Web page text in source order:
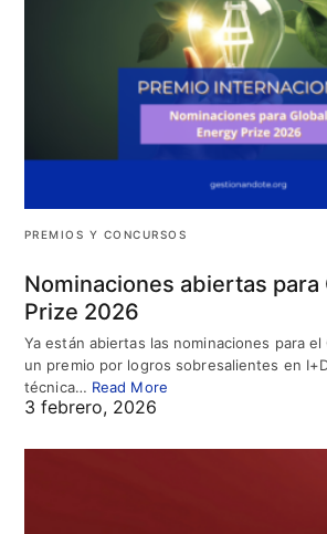
PREMIOS Y CONCURSOS
Nominaciones abiertas para
Prize 2026
Ya están abiertas las nominaciones para el
un premio por logros sobresalientes en
técnica… Read More
3 febrero, 2026